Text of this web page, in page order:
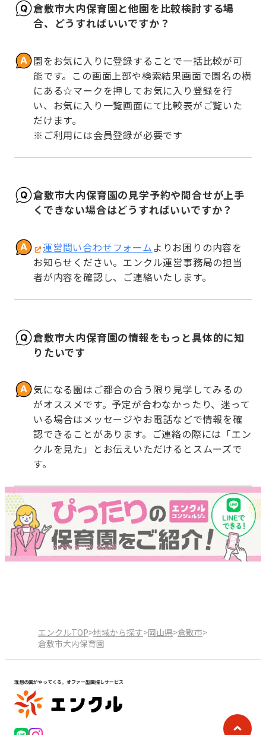
倉敷市大内保育園と他園を比較検討する場
合、どうすればいいですか？
園をお気に入りに登録することで一括比較が可
能です。この画面上部や検索結果画面で園名の横
にある☆マークを押してお気に入り登録を行
い、お気に入り一覧画面にて比較表がご覧いた
だけます。
※ご利用には会員登録が必要です
倉敷市大内保育園の見学予約や問合せが上手
くできない場合はどうすればいいですか？
運営問い合わせフォームよりお困りの内容を
お知らせください。エンクル運営事務局の担当
者が内容を確認し、ご連絡いたします。
倉敷市大内保育園の情報をもっと具体的に知
りたいです
気になる園はご都合の合う限り見学してみるの
がオススメです。予定が合わなかったり、迷って
いる場合はメッセージやお電話などで情報を確
認できることがあります。ご連絡の際には「エン
クルを見た」とお伝えいただけるとスムーズで
す。
エンクルTOP>地域から探す>岡山県>倉敷市>
倉敷市大内保育園
理想の園がやってくる。オファー型園探しサービス